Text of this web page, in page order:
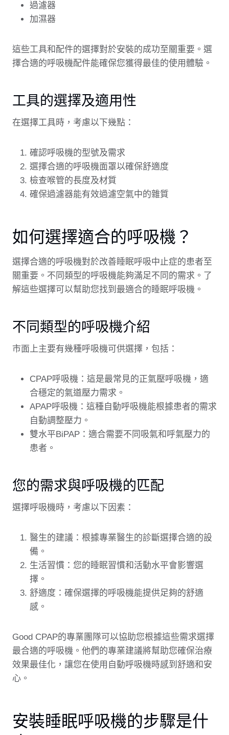
過濾器
加濕器
這些工具和配件的選擇對於安裝的成功至關重要。選
擇合適的呼吸機配件能確保您獲得最佳的使用體驗。
工具的選擇及適用性
在選擇工具時，考慮以下幾點：
確認呼吸機的型號及需求
選擇合適的呼吸機面罩以確保舒適度
檢查喉管的長度及材質
確保過濾器能有效過濾空氣中的雜質
如何選擇適合的呼吸機？
選擇合適的呼吸機對於改善睡眠呼吸中止症的患者至
關重要。不同類型的呼吸機能夠滿足不同的需求。了
解這些選擇可以幫助您找到最適合的睡眠呼吸機。
不同類型的呼吸機介紹
市面上主要有幾種呼吸機可供選擇，包括：
CPAP呼吸機：這是最常見的正氣壓呼吸機，適
合穩定的氣道壓力需求。
APAP呼吸機：這種自動呼吸機能根據患者的需求
自動調整壓力。
雙水平BiPAP：適合需要不同吸氣和呼氣壓力的
患者。
您的需求與呼吸機的匹配
選擇呼吸機時，考慮以下因素：
醫生的建議：根據專業醫生的診斷選擇合適的設
備。
生活習慣：您的睡眠習慣和活動水平會影響選
擇。
舒適度：確保選擇的呼吸機能提供足夠的舒適
感。
Good CPAP的專業團隊可以協助您根據這些需求選擇
最合適的呼吸機。他們的專業建議將幫助您確保治療
效果最佳化，讓您在使用自動呼吸機時感到舒適和安
心。
安裝睡眠呼吸機的步驟是什